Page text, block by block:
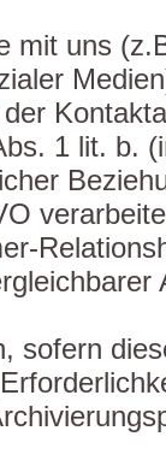
mit uns
1 lit. b.
sofern